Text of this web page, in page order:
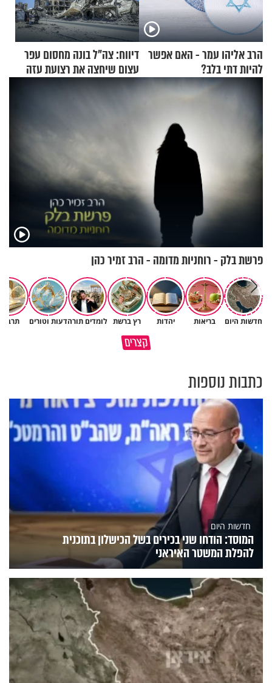
הרב אליהו עמר - האם אפשר
להיות דתי בלב?
דיווח: צה"ל בונה מחסום עפר
עצום שיחצה את רצועת עזה
לשניים
פרשת בלק - רוחניות מדומה - הרב זמיר כהן
חדשות היום בריאות יהדות רץ ברשת לומדים תורהדעות וטורים
קצרים
האם אפשר להפוך קללה לברכה?
תהיו אהרון הכהן - תשכינו שלום
כתבות נוספות
חדשות היום
המוסד: הודחו שני בכירים בשל הכישלון בתוכנית
להפלת המשטר האיראני